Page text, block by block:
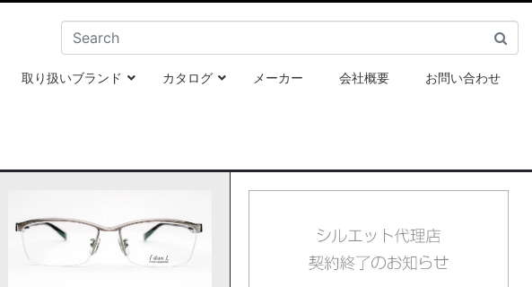
取り扱いブランド カタログ メーカー 会社概要 お問い合わせ